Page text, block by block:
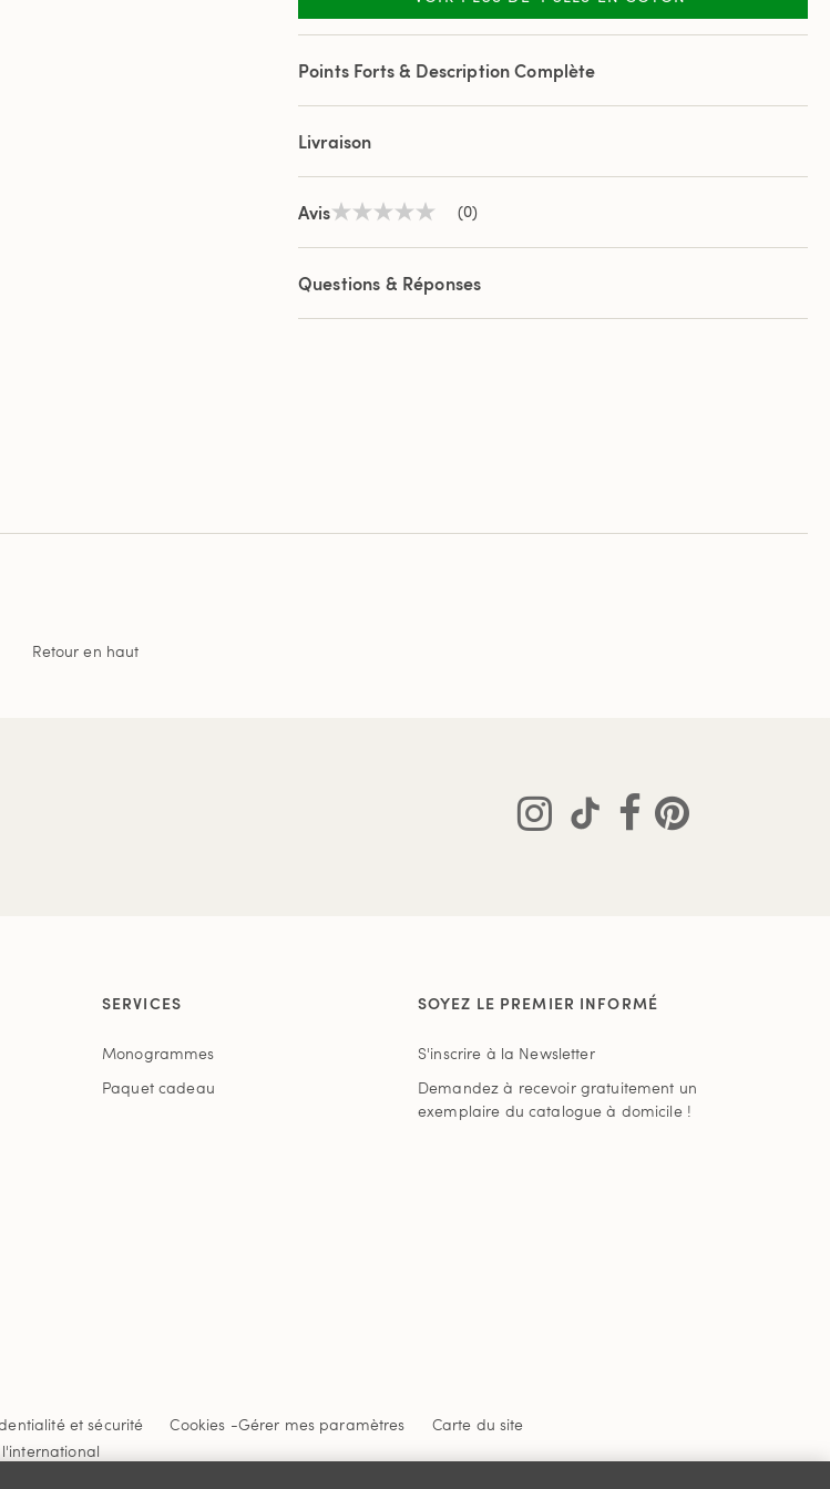
Points Forts & Description Complète
Livraison
AvisAucune
de
notation
Lien
la
(0)
Questions & Réponses
Retour en haut
SERVICES
Monogrammes
Paquet cadeau
SOYEZ LE PREMIER INFORMÉ
S'inscrire à la Newsletter
Demandez à recevoir gratuitement un
exemplaire du catalogue à domicile !
et sécurité Cookies -Gérer mes paramètres
Carte du site